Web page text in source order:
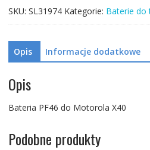
SKU: SL31974 Kategorie: Baterie do
Opis Informacje dodatkowe
Opis
Bateria PF46 do Motorola X40
Podobne produkty